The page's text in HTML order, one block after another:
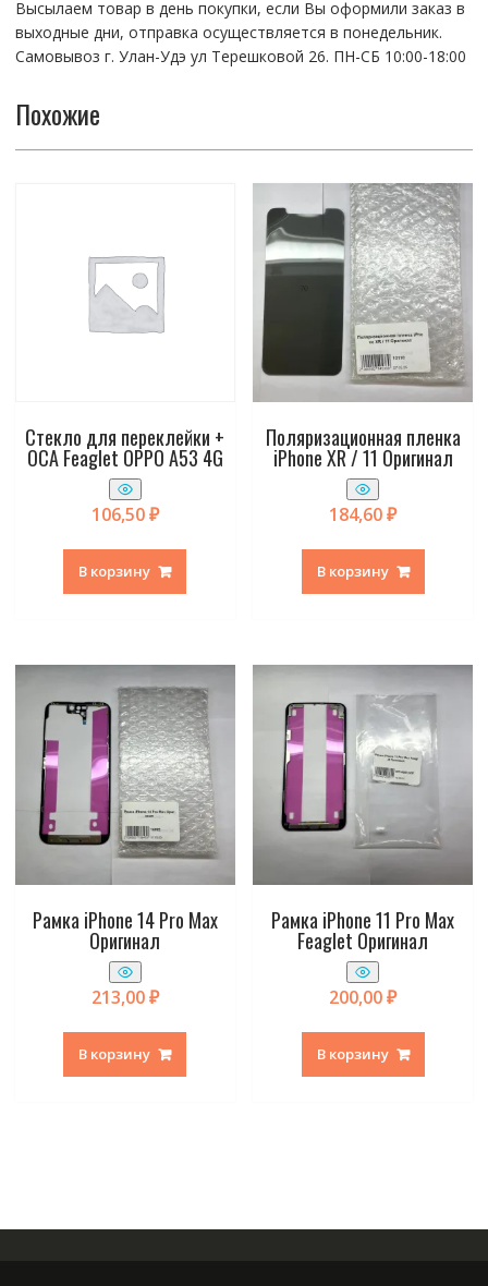
Высылаем товар в день покупки, если Вы оформили заказ в
выходные дни, отправка осуществляется в понедельник.
Самовывоз г. Улан-Удэ ул Терешковой 26. ПН-СБ 10:00-18:00
Похожие
Стекло для переклейки +
OCA Feaglet OPPO A53 4G
106,50₽
В корзину
Поляризационная пленка
iPhone XR / 11 Оригинал
184,60₽
В корзину
Рамка iPhone 14 Pro Max
Оригинал
213,00₽
В корзину
Рамка iPhone 11 Pro Max
Feaglet Оригинал
200,00₽
В корзину